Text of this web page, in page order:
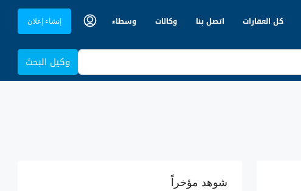
كل العقارات اتصل بنا وكالات وسطاء إنشاء إعلان
وكيل البحث
شوهد مؤخراً